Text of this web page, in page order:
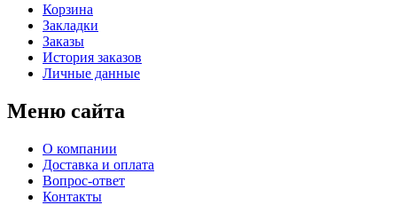
Корзина
Закладки
Заказы
История заказов
Личные данные
Меню сайта
О компании
Доставка и оплата
Вопрос-ответ
Контакты